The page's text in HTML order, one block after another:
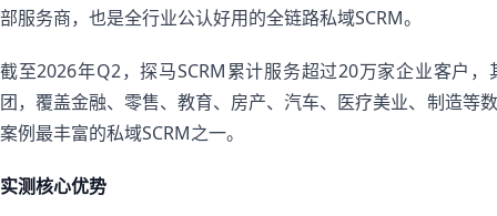
部服务商，也是全行业公认好用的全链路私域SCRM。
截至2026年Q2，探马SCRM累计服务超过20万家企业客户
团，覆盖金融、零售、教育、房产、汽车、医疗美业、制造等
案例最丰富的私域SCRM之一。
实测核心优势